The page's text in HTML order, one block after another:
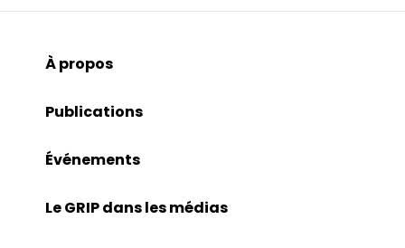
À propos
Publications
Événements
Le GRIP dans les médias